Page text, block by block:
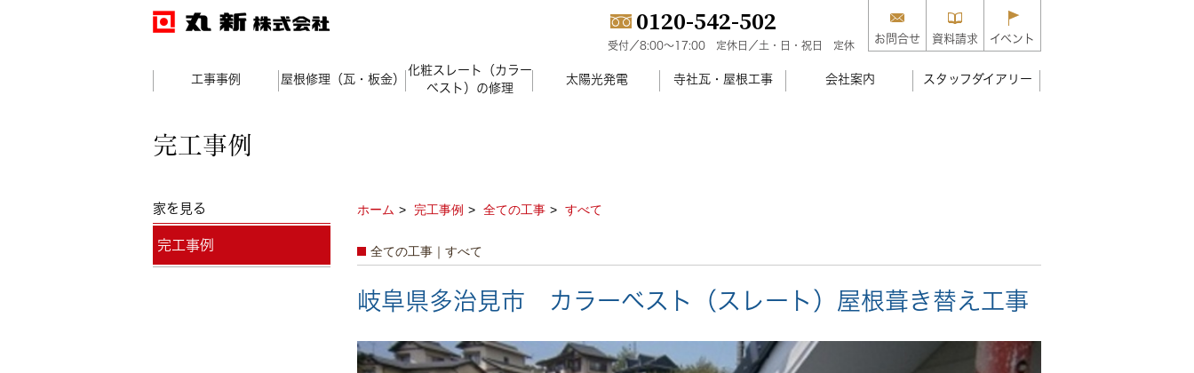
0120-542-502
受付／8:00～17:00 定休日／土・日・祝日 定休
お問合せ 資料請求 イベント
工事事例 屋根修理（瓦・板金）
化粧スレート（カラー
ベスト）の修理
太陽光発電 寺社瓦・屋根工事 会社案内 スタッフダイアリー
完工事例
ホーム 完工事例 全ての工事 すべて
全ての工事｜すべて
岐阜県多治見市 カラーベスト（スレート）屋根葺き替え工事
家を見る
完工事例